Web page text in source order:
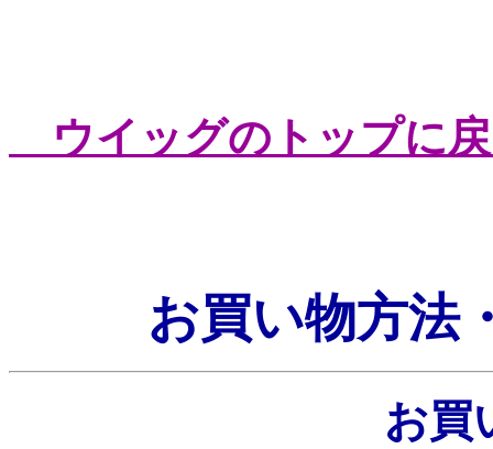
ウイッグのトップに
お買い物方法
お買